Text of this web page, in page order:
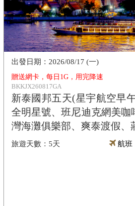
贈送網卡，每日1G，用完降速
BKKJX260817GA
新泰國邦五天(星宇航空早
全明星號、班尼迪克網美咖
灣海灘俱樂部、爽泰渡假、
5天
2026/08/17 (一)
航班